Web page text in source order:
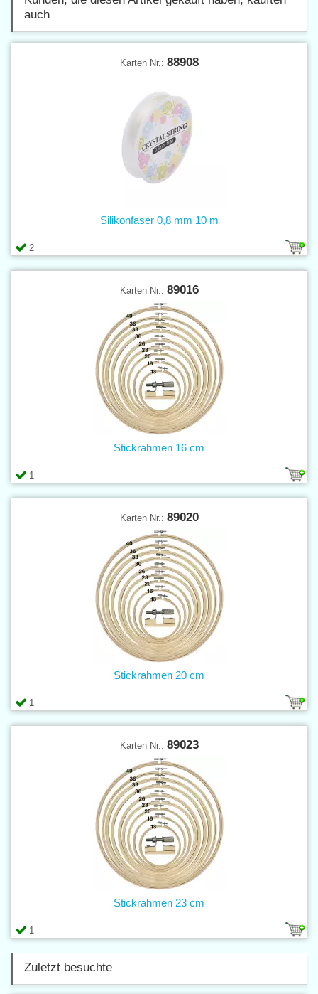
auch
Karten Nr.: 88908
2
Silikonfaser 0,8 mm 10 m
Karten Nr.: 89016
1
Stickrahmen 16 cm
Karten Nr.: 89020
1
Stickrahmen 20 cm
Karten Nr.: 89023
1
Stickrahmen 23 cm
Zuletzt besuchte